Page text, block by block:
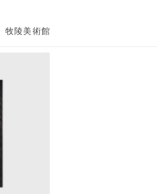
牧陵美術館